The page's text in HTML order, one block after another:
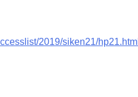
2019/siken21/hp21.html